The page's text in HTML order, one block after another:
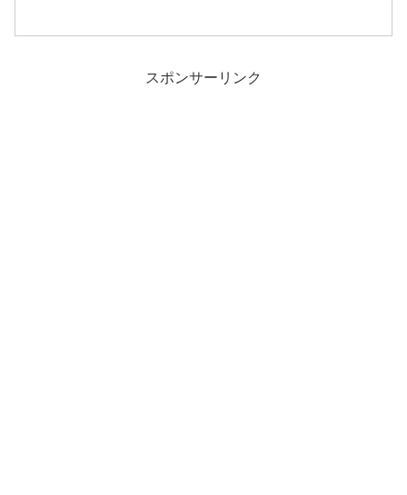
スポンサーリンク